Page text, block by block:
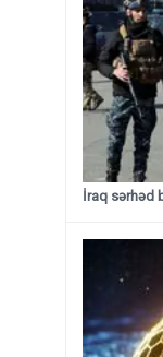
İraq sərhəd